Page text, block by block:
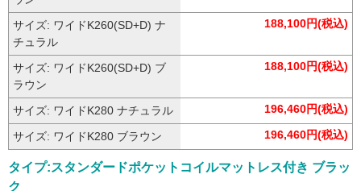
サイズ: ワイドK240(S+D) ブラ
ウン
174,240円(税込)
サイズ: ワイドK260(SD+D) ナ
チュラル
188,100円(税込)
サイズ: ワイドK260(SD+D) ブ
ラウン
188,100円(税込)
サイズ: ワイドK280 ナチュラル 196,460円(税込)
サイズ: ワイドK280 ブラウン 196,460円(税込)